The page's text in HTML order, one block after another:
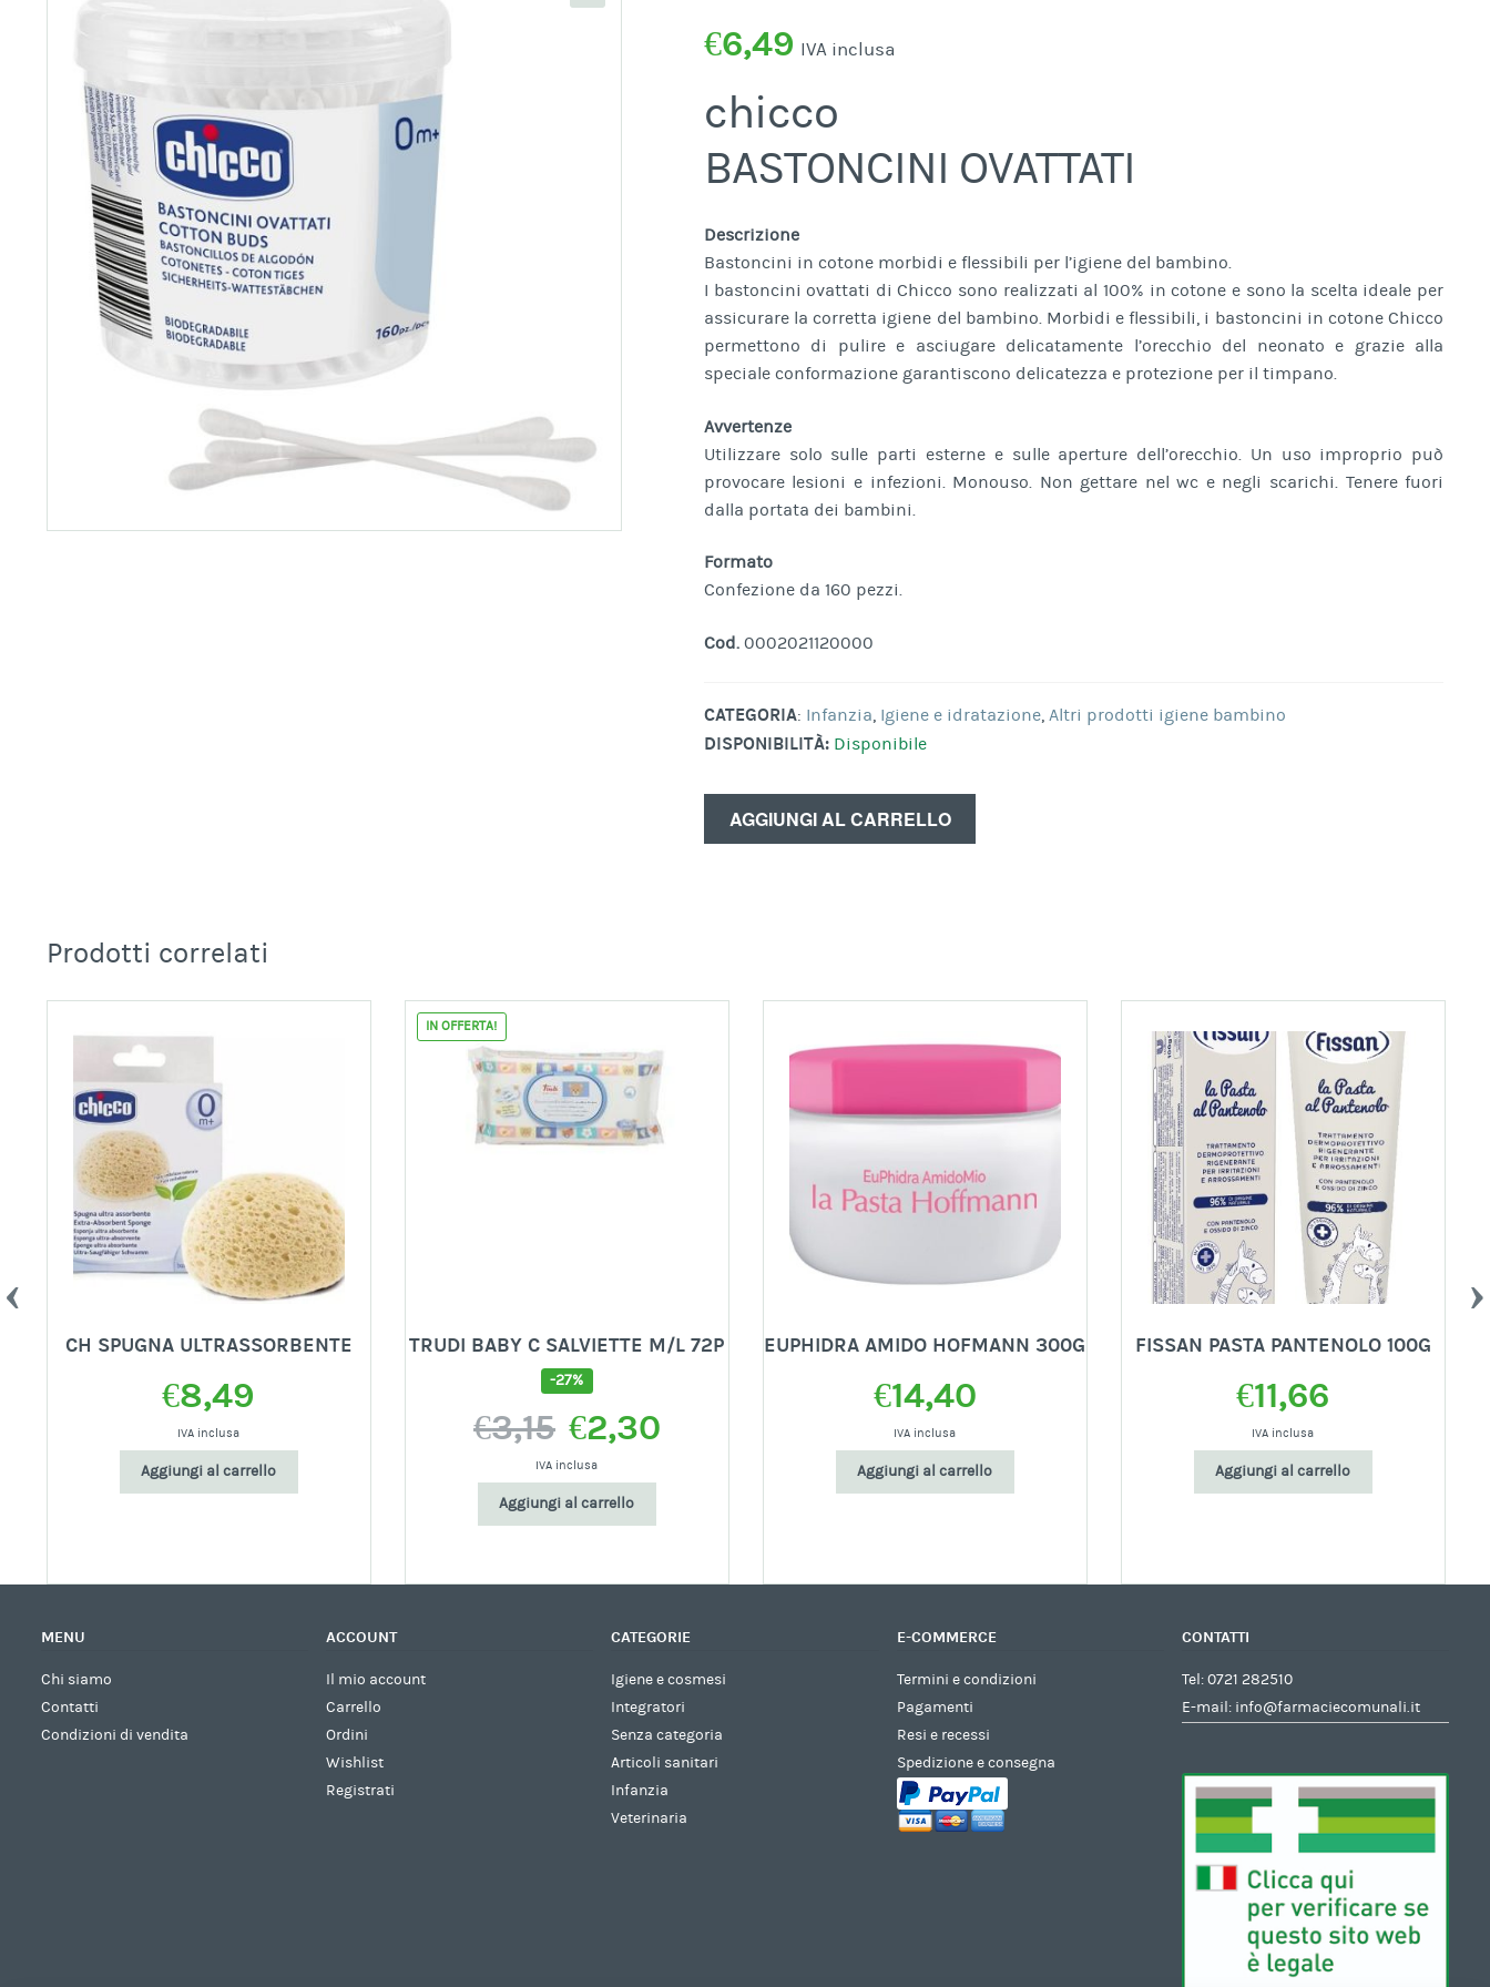
€6,49 IVA inclusa
chicco
BASTONCINI OVATTATI
Descrizione
Bastoncini in cotone morbidi e flessibili per l’igiene del bambino.
I bastoncini ovattati di Chicco sono realizzati al 100% in cotone e sono la scelta ideale per
assicurare la corretta igiene del bambino. Morbidi e flessibili, i bastoncini in cotone Chicco
permettono di pulire e asciugare delicatamente l’orecchio del neonato e grazie alla
speciale conformazione garantiscono delicatezza e protezione per il timpano.
Avvertenze
Utilizzare solo sulle parti esterne e sulle aperture dell’orecchio. Un uso improprio può
provocare lesioni e infezioni. Monouso. Non gettare nel wc e negli scarichi. Tenere fuori
dalla portata dei bambini.
Formato
Confezione da 160 pezzi.
Cod.0002021120000
CATEGORIA: Infanzia, Igiene e idratazione, Altri prodotti igiene bambino
DISPONIBILITÀ: Disponibile
AGGIUNGI AL CARRELLO
Prodotti correlati
CH SPUGNA ULTRASSORBENTE
€8,49
IVA inclusa
Aggiungi al carrello
TRUDI BABY C SALVIETTE M/L 72P
IN OFFERTA!
-27%
€3,15
prezzo
originale
era:
€3,15.
€2,30prezzo
IVA inclusa
Aggiungi al carrello
EUPHIDRA AMIDO HOFMANN 300G
€14,40
IVA inclusa
Aggiungi al carrello
FISSAN PASTA PANTENOLO 100G
€11,66
IVA inclusa
Aggiungi al carrello
MENU
Chi siamo
Contatti
Condizioni di vendita
ACCOUNT
Il mio account
Carrello
Ordini
Wishlist
Registrati
CATEGORIE
Igiene e cosmesi
Integratori
Senza categoria
Articoli sanitari
Infanzia
Veterinaria
E-COMMERCE
Termini e condizioni
Pagamenti
Resi e recessi
Spedizione e consegna
CONTATTI
Tel:0721 282510
E-mail: info@farmaciecomunali.it